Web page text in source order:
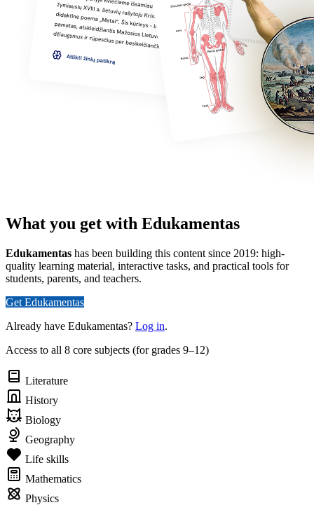
What you get with Edukamentas
Edukamentas has been building this content since 2019: high-
quality learning material, interactive tasks, and practical tools for
students, parents, and teachers.
Get Edukamentas
Already have Edukamentas? Log in.
Access to all 8 core subjects (for grades 9–12)
Literature
History
Biology
Geography
Life skills
Mathematics
Physics